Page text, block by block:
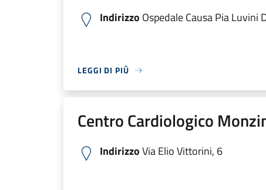
Indirizzo Ospedale Causa Pia Luvini
LEGGI DI PIÙ
Centro Cardiologico
IndirizzoVia Elio Vittorini, 6